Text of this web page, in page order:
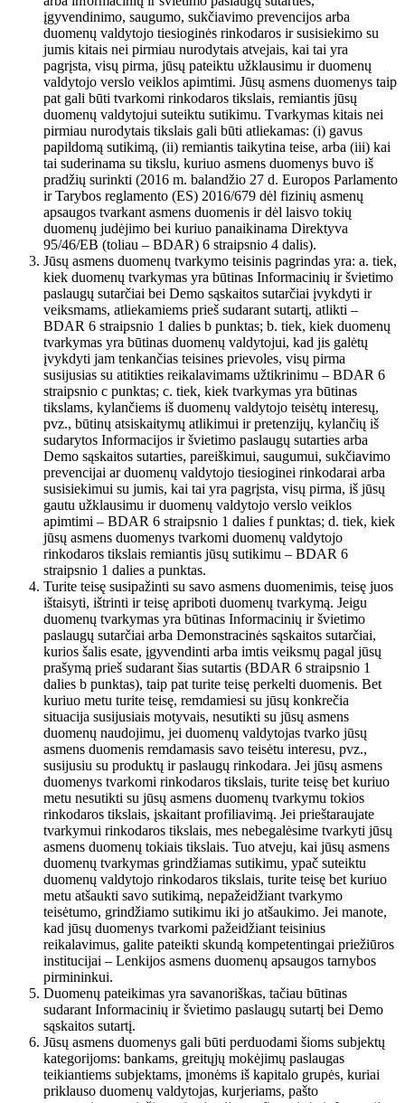
įgyvendinimo, saugumo, sukčiavimo prevencijos arba
duomenų valdytojo tiesioginės rinkodaros ir susisiekimo su
jumis kitais nei pirmiau nurodytais atvejais, kai tai yra
pagrįsta, visų pirma, jūsų pateiktu užklausimu ir duomenų
valdytojo verslo veiklos apimtimi. Jūsų asmens duomenys taip
pat gali būti tvarkomi rinkodaros tikslais, remiantis jūsų
duomenų valdytojui suteiktu sutikimu. Tvarkymas kitais nei
pirmiau nurodytais tikslais gali būti atliekamas: (i) gavus
papildomą sutikimą, (ii) remiantis taikytina teise, arba (iii) kai
tai suderinama su tikslu, kuriuo asmens duomenys buvo iš
pradžių surinkti (2016 m. balandžio 27 d. Europos Parlamento
ir Tarybos reglamento (ES) 2016/679 dėl fizinių asmenų
apsaugos tvarkant asmens duomenis ir dėl laisvo tokių
duomenų judėjimo bei kuriuo panaikinama Direktyva
95/46/EB (toliau – BDAR) 6 straipsnio 4 dalis).
Jūsų asmens duomenų tvarkymo teisinis pagrindas yra: a. tiek,
kiek duomenų tvarkymas yra būtinas Informacinių ir švietimo
paslaugų sutarčiai bei Demo sąskaitos sutarčiai įvykdyti ir
veiksmams, atliekamiems prieš sudarant sutartį, atlikti –
BDAR 6 straipsnio 1 dalies b punktas; b. tiek, kiek duomenų
tvarkymas yra būtinas duomenų valdytojui, kad jis galėtų
įvykdyti jam tenkančias teisines prievoles, visų pirma
susijusias su atitikties reikalavimams užtikrinimu – BDAR 6
straipsnio c punktas; c. tiek, kiek tvarkymas yra būtinas
tikslams, kylančiems iš duomenų valdytojo teisėtų interesų,
pvz., būtinų atsiskaitymų atlikimui ir pretenzijų, kylančių iš
sudarytos Informacijos ir švietimo paslaugų sutarties arba
Demo sąskaitos sutarties, pareiškimui, saugumui, sukčiavimo
prevencijai ar duomenų valdytojo tiesioginei rinkodarai arba
susisiekimui su jumis, kai tai yra pagrįsta, visų pirma, iš jūsų
gautu užklausimu ir duomenų valdytojo verslo veiklos
apimtimi – BDAR 6 straipsnio 1 dalies f punktas; d. tiek, kiek
jūsų asmens duomenys tvarkomi duomenų valdytojo
rinkodaros tikslais remiantis jūsų sutikimu – BDAR 6
straipsnio 1 dalies a punktas.
Turite teisę susipažinti su savo asmens duomenimis, teisę juos
ištaisyti, ištrinti ir teisę apriboti duomenų tvarkymą. Jeigu
duomenų tvarkymas yra būtinas Informacinių ir švietimo
paslaugų sutarčiai arba Demonstracinės sąskaitos sutarčiai,
kurios šalis esate, įgyvendinti arba imtis veiksmų pagal jūsų
prašymą prieš sudarant šias sutartis (BDAR 6 straipsnio 1
dalies b punktas), taip pat turite teisę perkelti duomenis. Bet
kuriuo metu turite teisę, remdamiesi su jūsų konkrečia
situacija susijusiais motyvais, nesutikti su jūsų asmens
duomenų naudojimu, jei duomenų valdytojas tvarko jūsų
asmens duomenis remdamasis savo teisėtu interesu, pvz.,
susijusiu su produktų ir paslaugų rinkodara. Jei jūsų asmens
duomenys tvarkomi rinkodaros tikslais, turite teisę bet kuriuo
metu nesutikti su jūsų asmens duomenų tvarkymu tokios
rinkodaros tikslais, įskaitant profiliavimą. Jei prieštaraujate
tvarkymui rinkodaros tikslais, mes nebegalėsime tvarkyti jūsų
asmens duomenų tokiais tikslais. Tuo atveju, kai jūsų asmens
duomenų tvarkymas grindžiamas sutikimu, ypač suteiktu
duomenų valdytojo rinkodaros tikslais, turite teisę bet kuriuo
metu atšaukti savo sutikimą, nepažeidžiant tvarkymo
teisėtumo, grindžiamo sutikimu iki jo atšaukimo. Jei manote,
kad jūsų duomenys tvarkomi pažeidžiant teisinius
reikalavimus, galite pateikti skundą kompetentingai priežiūros
institucijai – Lenkijos asmens duomenų apsaugos tarnybos
pirmininkui.
Duomenų pateikimas yra savanoriškas, tačiau būtinas
sudarant Informacinių ir švietimo paslaugų sutartį bei Demo
sąskaitos sutartį.
Jūsų asmens duomenys gali būti perduodami šioms subjektų
kategorijoms: bankams, greitųjų mokėjimų paslaugas
teikiantiems subjektams, įmonėms iš kapitalo grupės, kuriai
priklauso duomenų valdytojas, kurjeriams, pašto